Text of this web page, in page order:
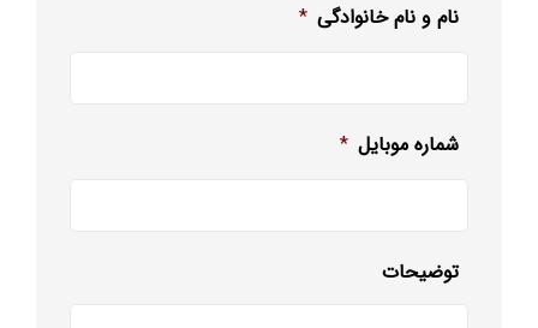
نام و نام خانوادگی *
شماره موبایل *
توضیحات